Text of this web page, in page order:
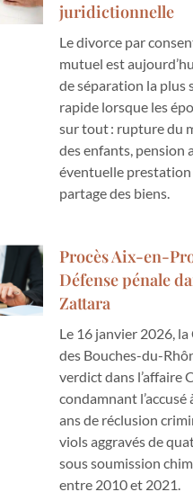
juridictionnelle
Le divorce par
mutuel est
de séparation la plus
rapide lorsque les
sur tout : rupture du
des enfants, pension
éventuelle
partage des biens.
Procès Aix-en-
Défense pénale
Zattara
Le 16 janvier 2026,
des Bouches-du-
verdict dans l’affaire
condamnant l’accusé
ans de réclusion
viols aggravés de
sous soumission
entre 2010 et 2021.